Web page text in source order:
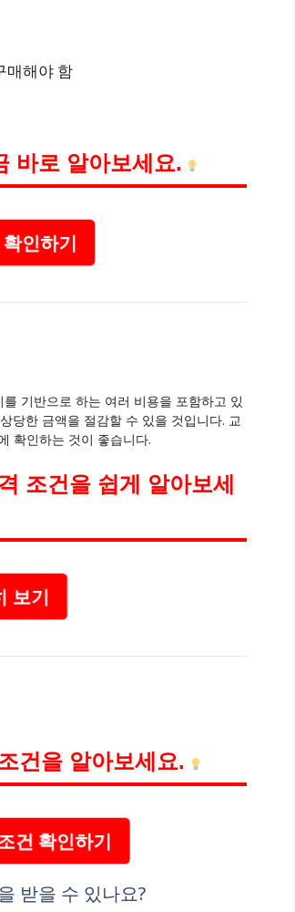
매해야 함
바로 알아보세요.
인하기
기반으로 하는 여러 비용을 포함하고 있
당한 금액을 절감할 수 있을 것입니다. 교
확인하는 것이 좋습니다.
조건을 쉽게 알아보세
보기
건을 알아보세요.
건 확인하기
받을 수 있나요?